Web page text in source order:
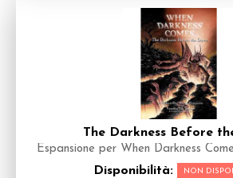
The Darkness Before
Espansione per When Darkness
Disponibilità: NON